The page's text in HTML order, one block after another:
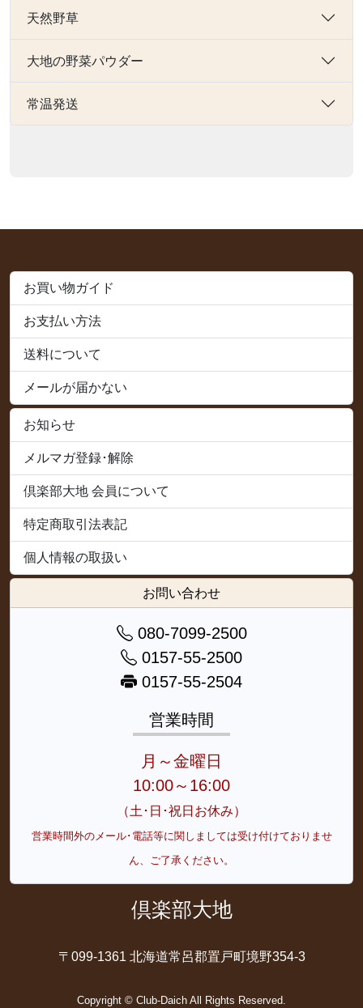
天然野草
大地の野菜パウダー
常温発送
お買い物ガイド
お支払い方法
送料について
メールが届かない
お知らせ
メルマガ登録･解除
倶楽部大地 会員について
特定商取引法表記
個人情報の取扱い
お問い合わせ
080-7099-2500
0157-55-2500
0157-55-2504
営業時間
月～金曜日
10:00～16:00
（土･日･祝日お休み）
営業時間外のメール･電話等に関しましては受け付けておりませ
ん、ご了承ください。
倶楽部大地
〒099-1361 北海道常呂郡置戸町境野354-3
Copyright © Club-Daich All Rights Reserved.